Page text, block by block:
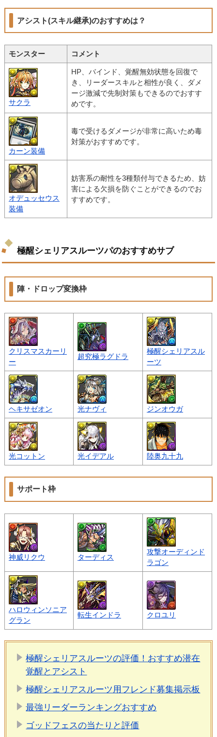
アシスト(スキル継承)のおすすめは？
モンスター コメント
サクラ
HP、バインド、覚醒無効状態を回復で
き、リーダースキルと相性が良く、ダメ
ージ激減で先制対策もできるのでおすす
めです。
カーン装備
毒で受けるダメージが非常に高いため毒
対策がおすすめです。
オデュッセウス
装備
妨害系の耐性を3種類付与できるため、妨
害による欠損を防ぐことができるのでお
すすめです。
極醒シェリアスルーツパのおすすめサブ
陣・ドロップ変換枠
クリスマスカーリ
ー
超究極ラグドラ
極醒シェリアスル
ーツ
ヘキサゼオン 光ナヴィ ジンオウガ
光コットン 光イデアル 陸奥九十九
サポート枠
神威リクウ ターディス
攻撃オーディンド
ラゴン
ハロウィンソニア
グラン
転生インドラ クロユリ
極醒シェリアスルーツの評価！おすすめ潜在
覚醒とアシスト
極醒シェリアスルーツ用フレンド募集掲示板
最強リーダーランキングおすすめ
ゴッドフェスの当たりと評価